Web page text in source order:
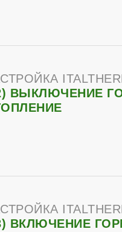
ВЫКЛЮЧЕНИЕ
ВКЛЮЧЕНИЕ